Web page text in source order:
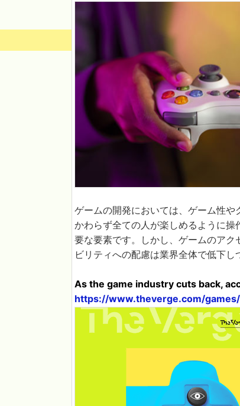
ゲームの開発においては、ゲーム性
かわらず全ての人が楽しめるように
要な要素です。しかし、ゲームのア
ビリティへの配慮は業界全体で低下し
As the game industry cuts back,
https://www.theverge.com/